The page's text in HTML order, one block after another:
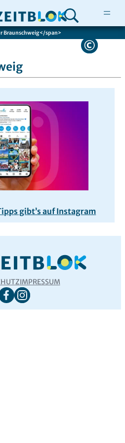
Braunschweig</span>
gibt’s auf Instagram
IMPRESSUM